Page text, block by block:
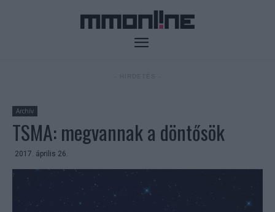
Archív
TSMA: megvannak a döntősök
2017. április 26.